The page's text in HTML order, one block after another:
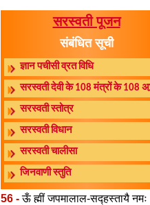
सरस्वती पूजन
संबंधित सूची
ज्ञान पचीसी व्रत विधि
सरस्वती देवी के 108 मंत्रों के 108
सरस्वती स्तोत्र
सरस्वती विधान
सरस्वती चालीसा
जिनवाणी स्तुति
56 -ऊँ ह्मीं जपमालाल-सद्हस्तायै नमः